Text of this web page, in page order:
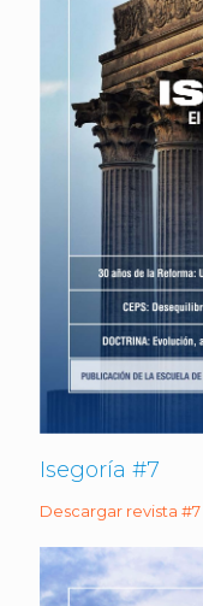
Isegoría #7
Descargar revista #7